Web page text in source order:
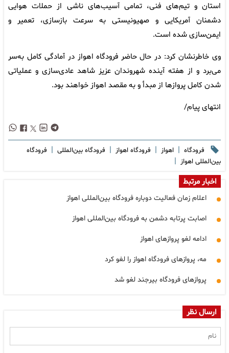
استان و تیم‌های فنی، تمامی آسیب‌های ناشی از حملات هوایی
دشمنان آمریکایی و صهیونیستی به سرعت بازسازی، تعمیر و
ایمن‌سازی شده است.
وی خاطرنشان کرد: در حال حاضر فرودگاه اهواز در آمادگی کامل به‌سر
می‌برد و از هفته آینده شهروندان عزیز شاهد عادی‌سازی و عملیاتی
شدن کامل پروازها از مبدأ و به مقصد اهواز خواهند بود.
انتهای پیام/
فرودگاه | اهواز | فرودگاه اهواز | فرودگاه بین‌المللی | فرودگاه
بین‌المللی اهواز
|
اخبار مرتبط
اعلام زمان فعالیت دوباره فرودگاه بین‌المللی اهواز
اصابت پرتابه دشمن به فرودگاه بین‌المللی اهواز
ادامه لغو پروازهای اهواز
مه، پروازهای فرودگاه اهواز را لغو کرد
پروازهای فرودگاه بیرجند لغو شد
ارسال نظر